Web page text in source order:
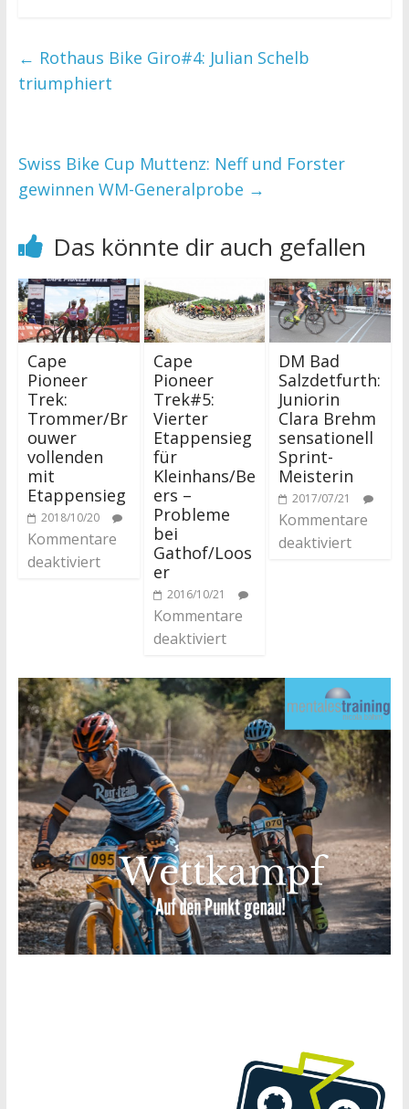
← Rothaus Bike Giro#4: Julian Schelb
triumphiert
Swiss Bike Cup Muttenz: Neff und Forster
gewinnen WM-Generalprobe →
Das könnte dir auch gefallen
Cape
Pioneer
Trek:
Trommer/Br
ouwer
vollenden
mit
Etappensieg
2018/10/20
Kommentare
deaktiviert
Cape
Pioneer
Trek#5:
Vierter
Etappensieg
für
Kleinhans/Be
ers –
Probleme
bei
Gathof/Loos
er
2016/10/21
Kommentare
deaktiviert
DM Bad
Salzdetfurth:
Juniorin
Clara Brehm
sensationell
Sprint-
Meisterin
2017/07/21
Kommentare
deaktiviert